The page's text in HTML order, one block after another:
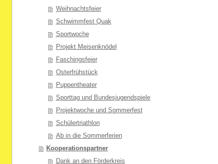
Weihnachtsfeier
Schwimmfest Quak
Sportwoche
Projekt Meisenknödel
Faschingsfeier
Osterfrühstück
Puppentheater
Sporttag und Bundesjugendspiele
Projektwoche und Sommerfest
Schülertriathlon
Ab in die Sommerferien
Kooperationspartner
Dank an den Förderkreis